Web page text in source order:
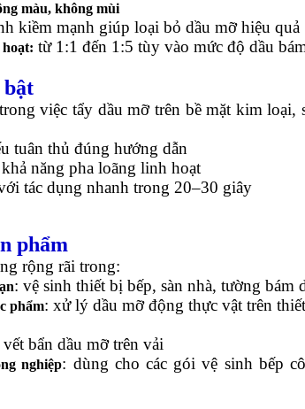
màu, không mùi
kiềm mạnh giúp loại bỏ dầu mỡ hiệu quả
từ 1:1 đến 1:5 tùy vào mức độ dầu
bật
việc tẩy dầu mỡ trên bề mặt kim loại,
tuân thủ đúng hướng dẫn
năng pha loãng linh hoạt
tác dụng nhanh trong 20–30 giây
phẩm
rộng rãi trong:
: vệ sinh thiết bị bếp, sàn nhà, tường bám
phẩm: xử lý dầu mỡ động thực vật trên
bẩn dầu mỡ trên vải
nghiệp: dùng cho các gói vệ sinh bếp